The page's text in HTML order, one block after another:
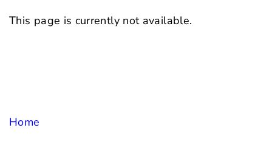
This page is currently not available.
Home